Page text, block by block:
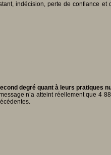
indécision, perte de confiance
degré quant à leurs pratiques
n’a atteint réellement que 4